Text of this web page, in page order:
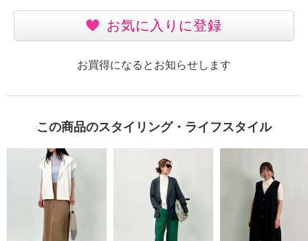
お気に入りに登録
お買得になるとお知らせします
この商品のスタイリング・ライフスタイル